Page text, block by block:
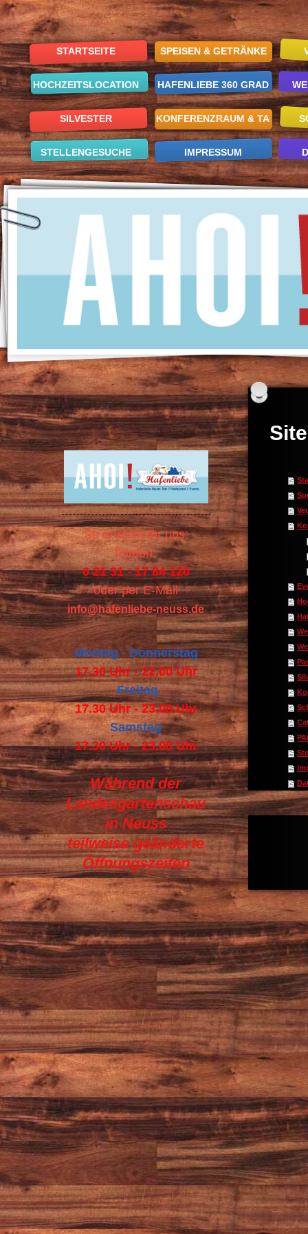
STARTSEITE SPEISEN & GETRÄNKE
HOCHZEITSLOCATION HAFENLIEBE 360 GRAD
SILVESTER KONFERENZRAUM &
STELLENGESUCHE IMPRESSUM
So erreicht Ihr uns:
Telefon:
0 21 31 - 17 84 120
oder per E-Mail
info@hafenliebe-neuss.de
Montag - Donnerstag
17.30 Uhr - 22.00 Uhr
Freitag
17.30 Uhr - 23.00 Uhr
Samstag
17.30 Uhr - 23.00 Uhr
Während der
Landesgartenschau
in Neuss
teilweise geänderte
Öffnungszeiten